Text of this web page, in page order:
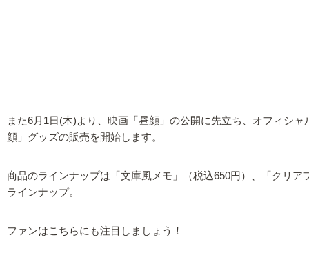
また6月1日(木)より、映画「昼顔」の公開に先立ち、オフィシ
顔」グッズの販売を開始します。
商品のラインナップは「文庫風メモ」（税込650円）、「クリ
ラインナップ。
ファンはこちらにも注目しましょう！